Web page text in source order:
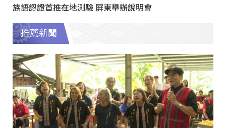
族語認證首推在地測驗 屏東舉辦說明會
推薦新聞